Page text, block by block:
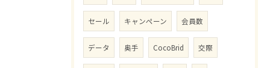
セール キャンペーン 会員数
データ 奥手 CocoBrid 交際